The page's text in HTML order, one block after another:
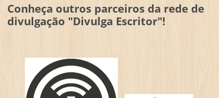
Conheça outros parceiros da rede de
divulgação "Divulga Escritor"!